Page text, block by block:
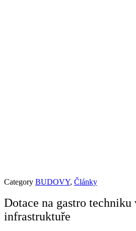
Category BUDOVY, Články
Dotace na gastro techniku
infrastruktuře